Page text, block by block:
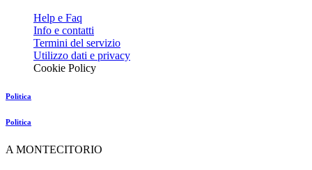
Help e Faq
Info e contatti
Termini del servizio
Utilizzo dati e privacy
Cookie Policy
Politica
Politica
A MONTECITORIO